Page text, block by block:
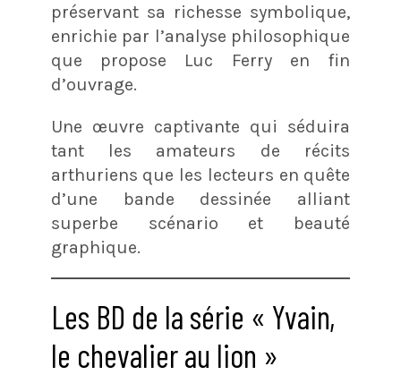
préservant sa richesse symbolique,
enrichie par l’analyse philosophique
que propose Luc Ferry en fin
d’ouvrage.
Une œuvre captivante qui séduira
tant les amateurs de récits
arthuriens que les lecteurs en quête
d’une bande dessinée alliant
superbe scénario et beauté
graphique.
Les BD de la série « Yvain,
le chevalier au lion »